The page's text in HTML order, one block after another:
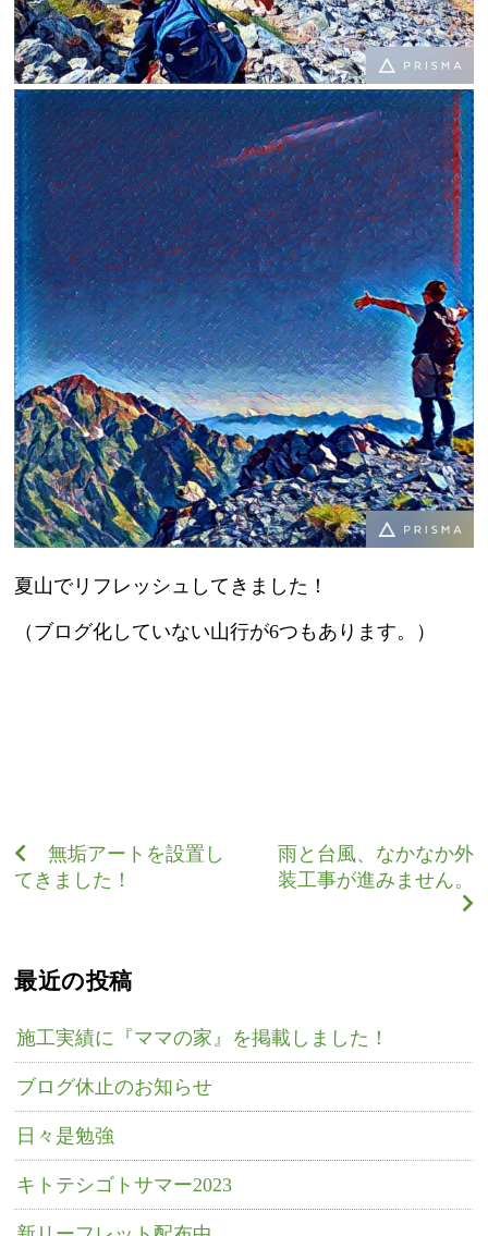
夏山でリフレッシュしてきました！
（ブログ化していない山行が6つもあります。）
無垢アートを設置し
てきました！
雨と台風、なかなか外
装工事が進みません。
最近の投稿
施工実績に『ママの家』を掲載しました！
ブログ休止のお知らせ
日々是勉強
キトテシゴトサマー2023